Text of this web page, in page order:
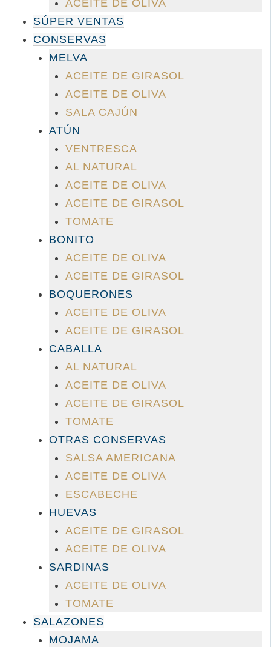
ACEITE DE OLIVA
SÚPER VENTAS
CONSERVAS
MELVA
ACEITE DE GIRASOL
ACEITE DE OLIVA
SALA CAJÚN
ATÚN
VENTRESCA
AL NATURAL
ACEITE DE OLIVA
ACEITE DE GIRASOL
TOMATE
BONITO
ACEITE DE OLIVA
ACEITE DE GIRASOL
BOQUERONES
ACEITE DE OLIVA
ACEITE DE GIRASOL
CABALLA
AL NATURAL
ACEITE DE OLIVA
ACEITE DE GIRASOL
TOMATE
OTRAS CONSERVAS
SALSA AMERICANA
ACEITE DE OLIVA
ESCABECHE
HUEVAS
ACEITE DE GIRASOL
ACEITE DE OLIVA
SARDINAS
ACEITE DE OLIVA
TOMATE
SALAZONES
MOJAMA